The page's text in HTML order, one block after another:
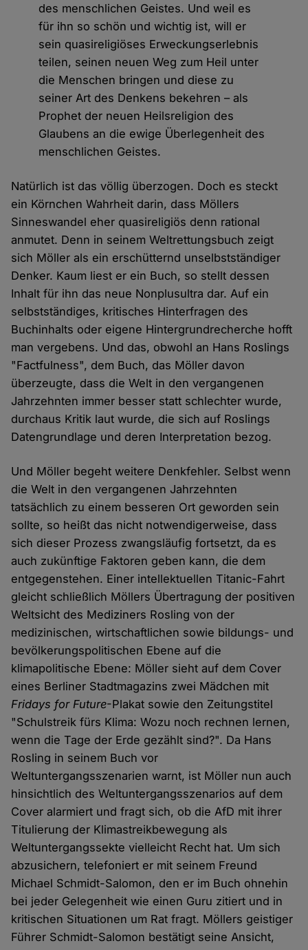
des menschlichen Geistes. Und weil es
für ihn so schön und wichtig ist, will er
sein quasireligiöses Erweckungserlebnis
teilen, seinen neuen Weg zum Heil unter
die Menschen bringen und diese zu
seiner Art des Denkens bekehren – als
Prophet der neuen Heilsreligion des
Glaubens an die ewige Überlegenheit des
menschlichen Geistes.
Natürlich ist das völlig überzogen. Doch es steckt
ein Körnchen Wahrheit darin, dass Möllers
Sinneswandel eher quasireligiös denn rational
anmutet. Denn in seinem Weltrettungsbuch zeigt
sich Möller als ein erschütternd unselbstständiger
Denker. Kaum liest er ein Buch, so stellt dessen
Inhalt für ihn das neue Nonplusultra dar. Auf ein
selbstständiges, kritisches Hinterfragen des
Buchinhalts oder eigene Hintergrundrecherche hofft
man vergebens. Und das, obwohl an Hans Roslings
"Factfulness", dem Buch, das Möller davon
überzeugte, dass die Welt in den vergangenen
Jahrzehnten immer besser statt schlechter wurde,
durchaus Kritik laut wurde, die sich auf Roslings
Datengrundlage und deren Interpretation bezog.
Und Möller begeht weitere Denkfehler. Selbst wenn
die Welt in den vergangenen Jahrzehnten
tatsächlich zu einem besseren Ort geworden sein
sollte, so heißt das nicht notwendigerweise, dass
sich dieser Prozess zwangsläufig fortsetzt, da es
auch zukünftige Faktoren geben kann, die dem
entgegenstehen. Einer intellektuellen Titanic-Fahrt
gleicht schließlich Möllers Übertragung der positiven
Weltsicht des Mediziners Rosling von der
medizinischen, wirtschaftlichen sowie bildungs- und
bevölkerungspolitischen Ebene auf die
klimapolitische Ebene: Möller sieht auf dem Cover
eines Berliner Stadtmagazins zwei Mädchen mit
Fridays for Future-Plakat sowie den Zeitungstitel
"Schulstreik fürs Klima: Wozu noch rechnen lernen,
wenn die Tage der Erde gezählt sind?". Da Hans
Rosling in seinem Buch vor
Weltuntergangsszenarien warnt, ist Möller nun auch
hinsichtlich des Weltuntergangsszenarios auf dem
Cover alarmiert und fragt sich, ob die AfD mit ihrer
Titulierung der Klimastreikbewegung als
Weltuntergangssekte vielleicht Recht hat. Um sich
abzusichern, telefoniert er mit seinem Freund
Michael Schmidt-Salomon, den er im Buch ohnehin
bei jeder Gelegenheit wie einen Guru zitiert und in
kritischen Situationen um Rat fragt. Möllers geistiger
Führer Schmidt-Salomon bestätigt seine Ansicht,